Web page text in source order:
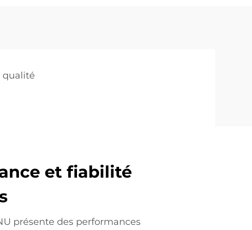
qualité
et fiabilité
présente des performances